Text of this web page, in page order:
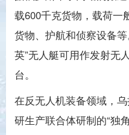
载600千克货物，载荷一
货物、护航和侦察设备
英”无人艇可用作发射无
台。
在反无人机装备领域，
研生产联合体研制的“独